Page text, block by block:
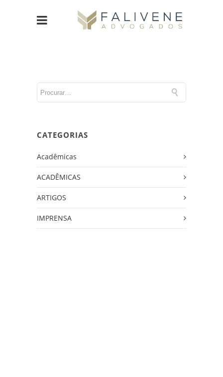
CATEGORIAS
Acadêmicas
ACADÊMICAS
ARTIGOS
IMPRENSA